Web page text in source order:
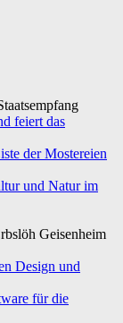
feiert das
der Mostereien
und Natur im
Geisenheim
Design und
für die